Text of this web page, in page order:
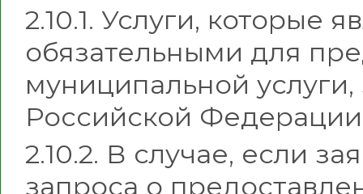
2.10.1. Услуги, которые
обязательными для
муниципальной
Российской
2.10.2. В случае, если
запроса о